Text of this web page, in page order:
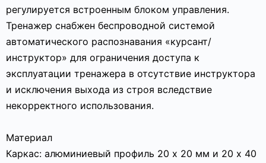
регулируется встроенным блоком управления.
Тренажер снабжен беспроводной системой
автоматического распознавания «курсант/
инструктор» для ограничения доступа к
эксплуатации тренажера в отсутствие инструктора
и исключения выхода из строя вследствие
некорректного использования.
Материал
Каркас: алюминиевый профиль 20 х 20 мм и 20 х 40